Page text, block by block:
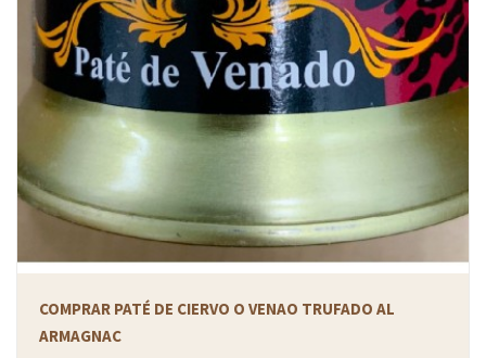
COMPRAR PATÉ DE CIERVO O VENAO TRUFADO AL
ARMAGNAC